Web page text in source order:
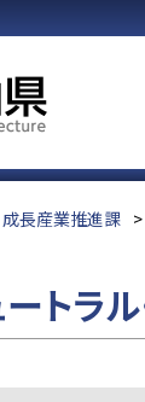
成長産業推進課 >
トラ